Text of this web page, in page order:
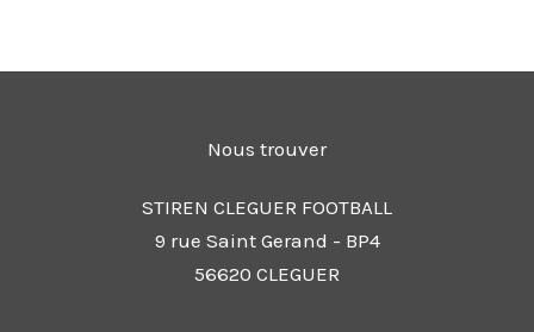
Nous trouver
STIREN CLEGUER FOOTBALL
9 rue Saint Gerand - BP4
56620 CLEGUER